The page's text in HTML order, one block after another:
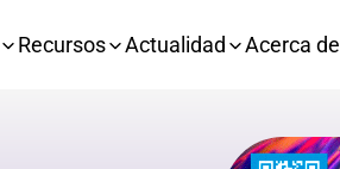
Recursos Actualidad Acerca de